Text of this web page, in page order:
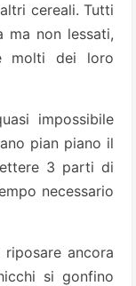
cereali. Tutti
ma non lessati,
molti dei loro
impossibile
pian piano il
3 parti di
necessario
ancora
si gonfino